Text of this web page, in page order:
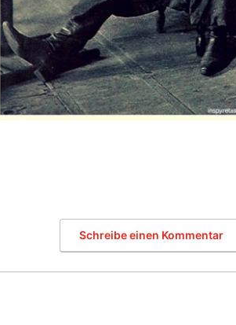
Schreibe einen Kommentar